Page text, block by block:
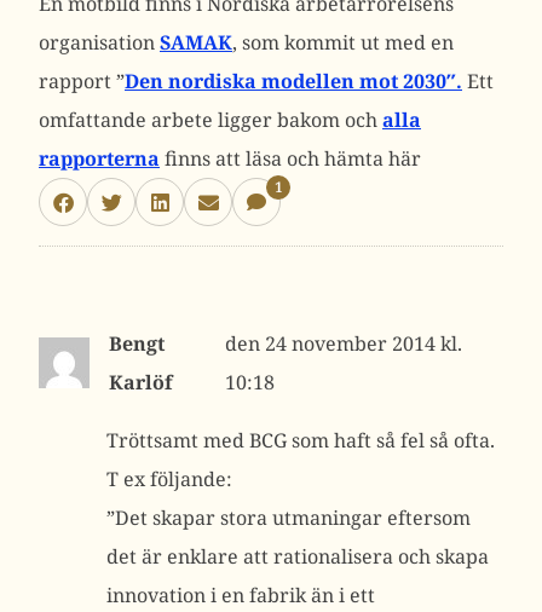
organisationSAMAK, som kommit ut med en
rapport ”Den nordiska modellen mot 2030″. Ett
omfattande arbete ligger bakom ochalla
rapporterna finns att läsa och hämta här
1
Bengt
Karlöf
24 november 2014 kl.
10:18
Tröttsamt med BCG som haft så fel så ofta.
T ex följande:
”Det skapar stora utmaningar eftersom
det är enklare att rationalisera och skapa
innovation i en fabrik än i ett